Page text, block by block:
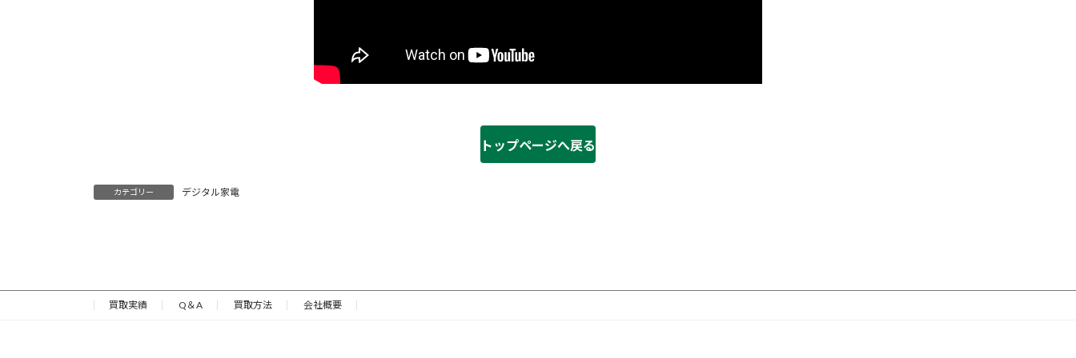
トップページへ戻る
カテゴリー デジタル家電
買取実績 Q＆A 買取方法 会社概要